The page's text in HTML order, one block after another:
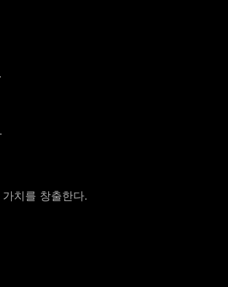
치를 창출한다.